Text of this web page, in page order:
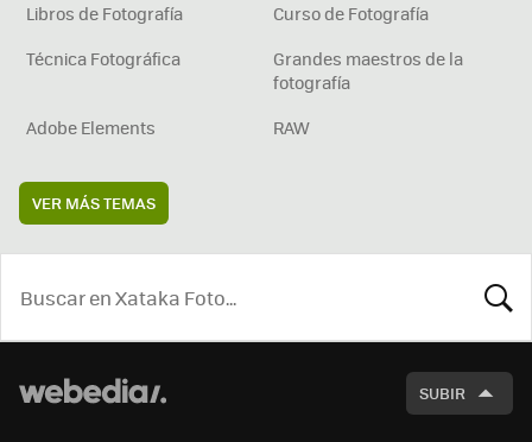
Libros de Fotografía
Curso de Fotografía
Técnica Fotográfica
Grandes maestros de la
fotografía
Adobe Elements
RAW
VER MÁS TEMAS
SUBIR